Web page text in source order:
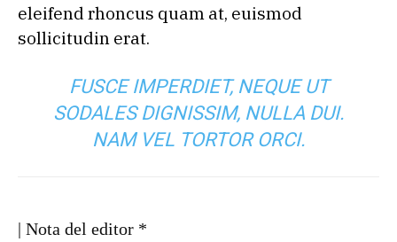
eleifend rhoncus quam at, euismod
sollicitudin erat.
FUSCE IMPERDIET, NEQUE UT
SODALES DIGNISSIM, NULLA DUI.
NAM VEL TORTOR ORCI.
| Nota del editor *